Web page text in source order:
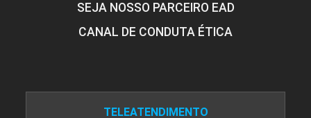
SEJA NOSSO PARCEIRO EAD
CANAL DE CONDUTA ÉTICA
TELEATENDIMENTO